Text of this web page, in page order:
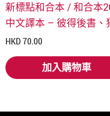
新標點和合本 / 和合本
中文譯本 – 彼得後書、
HKD 70.00
加入購物車
加入購物車